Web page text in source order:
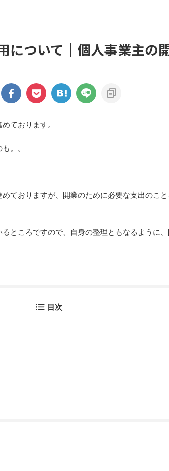
について｜個人事業主の
ております。
。。
ておりますが、開業のために必要な支出のこと
ところですので、自身の整理ともなるように
目次